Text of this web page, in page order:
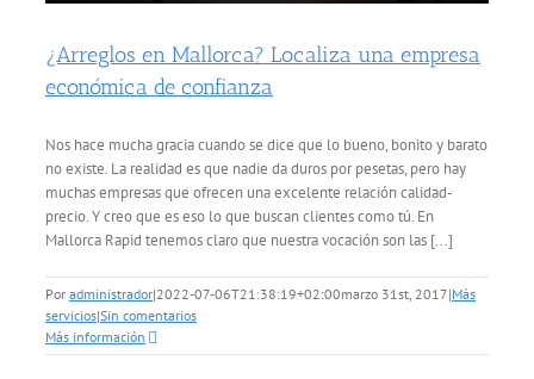
¿Arreglos en Mallorca? Localiza una empresa
económica de confianza
Nos hace mucha gracia cuando se dice que lo bueno, bonito y barato
no existe. La realidad es que nadie da duros por pesetas, pero hay
muchas empresas que ofrecen una excelente relación calidad-
precio. Y creo que es eso lo que buscan clientes como tú. En
Mallorca Rapid tenemos claro que nuestra vocación son las [...]
Por administrador|2022-07-06T21:38:19+02:00marzo 31st, 2017|Más
servicios|Sin comentarios
Más información